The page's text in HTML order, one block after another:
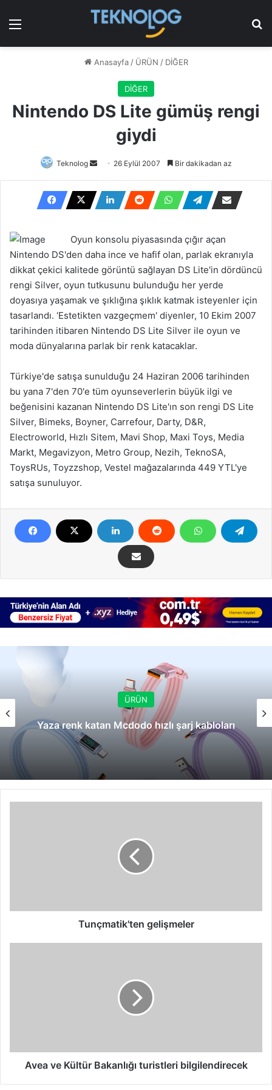
Menü
Anasayfa / ÜRÜN / DİĞER
DİĞER
Nintendo DS Lite gümüş rengi
giydi
Teknolog
Bir
posta
göndermek
26 Eylül 2007 Bir dakikadan az
Oyun konsolu piyasasında çığır açan
Nintendo DS'den daha ince ve hafif olan, parlak ekranıyla
dikkat çekici kalitede görüntü sağlayan DS Lite'in dördüncü
rengi Silver, oyun tutkusunu bulunduğu her yerde
doyasıya yaşamak ve şıklığına şıklık katmak isteyenler için
tasarlandı. ‘Estetikten vazgeçmem' diyenler, 10 Ekim 2007
tarihinden itibaren Nintendo DS Lite Silver ile oyun ve
moda dünyalarına parlak bir renk katacaklar.
Türkiye'de satışa sunulduğu 24 Haziran 2006 tarihinden
bu yana 7'den 70'e tüm oyunseverlerin büyük ilgi ve
beğenisini kazanan Nintendo DS Lite'ın son rengi DS Lite
Silver, Bimeks, Boyner, Carrefour, Darty, D&R,
Electroworld, Hızlı Sitem, Mavi Shop, Maxi Toys, Media
Markt, Megavizyon, Metro Group, Nezih, TeknoSA,
ToysRUs, Toyzzshop, Vestel mağazalarında 449 YTL'ye
satışa sunuluyor.
ÜRÜN
Yaza renk katan Mcdodo hızlı şarj kabloları
Tunçmatik'ten gelişmeler
Avea ve Kültür Bakanlığı turistleri bilgilendirecek